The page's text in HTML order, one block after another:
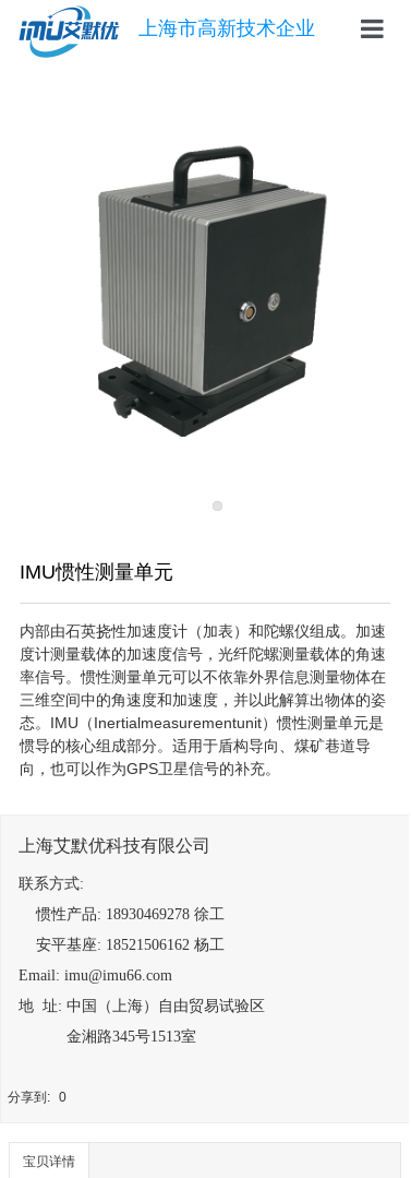
上海市高新技术企业
IMU惯性测量单元
内部由石英挠性加速度计（加表）和陀螺仪组成。加速
度计测量载体的加速度信号，光纤陀螺测量载体的角速
率信号。惯性测量单元可以不依靠外界信息测量物体在
三维空间中的角速度和加速度，并以此解算出物体的姿
态。IMU（Inertialmeasurementunit）惯性测量单元是
惯导的核心组成部分。适用于盾构导向、煤矿巷道导
向，也可以作为GPS卫星信号的补充。
提交意向单
上海艾默优科技有限公司
联系方式:
惯性产品: 18930469278 徐工
安平基座: 18521506162 杨工
Email: imu@imu66.com
地 址: 中国（上海）自由贸易试验区
金湘路345号1513室
分享到: 0
宝贝详情